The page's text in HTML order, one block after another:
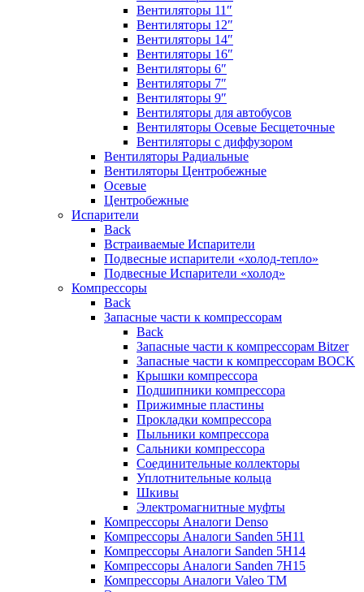
Вентиляторы 11″
Вентиляторы 12″
Вентиляторы 14″
Вентиляторы 16″
Вентиляторы 6″
Вентиляторы 7″
Вентиляторы 9″
Вентиляторы для автобусов
Вентиляторы Осевые Бесщеточные
Вентиляторы с диффузором
Вентиляторы Радиальные
Вентиляторы Центробежные
Осевые
Центробежные
Испарители
Back
Встраиваемые Испарители
Подвесные испарители «холод-тепло»
Подвесные Испарители «холод»
Компрессоры
Back
Запасные части к компрессорам
Back
Запасные части к компрессорам Bitzer
Запасные части к компрессорам BOCK
Крышки компрессора
Подшипники компрессора
Прижимные пластины
Прокладки компрессора
Пыльники компрессора
Сальники компрессора
Соединительные коллекторы
Уплотнительные кольца
Шкивы
Электромагнитные муфты
Компрессоры Аналоги Denso
Компрессоры Аналоги Sanden 5H11
Компрессоры Аналоги Sanden 5H14
Компрессоры Аналоги Sanden 7H15
Компрессоры Аналоги Valeo ТМ